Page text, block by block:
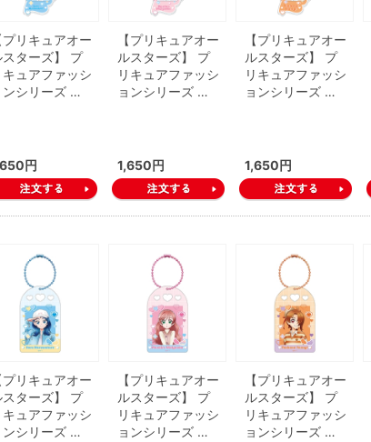
プリキュアオー
スターズ】 プ
キュアファッシ
ンシリーズ …
円
【プリキュアオー
ルスターズ】 プ
リキュアファッシ
ョンシリーズ …
1,650円
【プリキュアオー
ルスターズ】 プ
リキュアファッシ
ョンシリーズ …
1,650円
プリキュアオー
スターズ】 プ
キュアファッシ
ンシリーズ …
【プリキュアオー
ルスターズ】 プ
リキュアファッシ
ョンシリーズ …
【プリキュアオー
ルスターズ】 プ
リキュアファッシ
ョンシリーズ …